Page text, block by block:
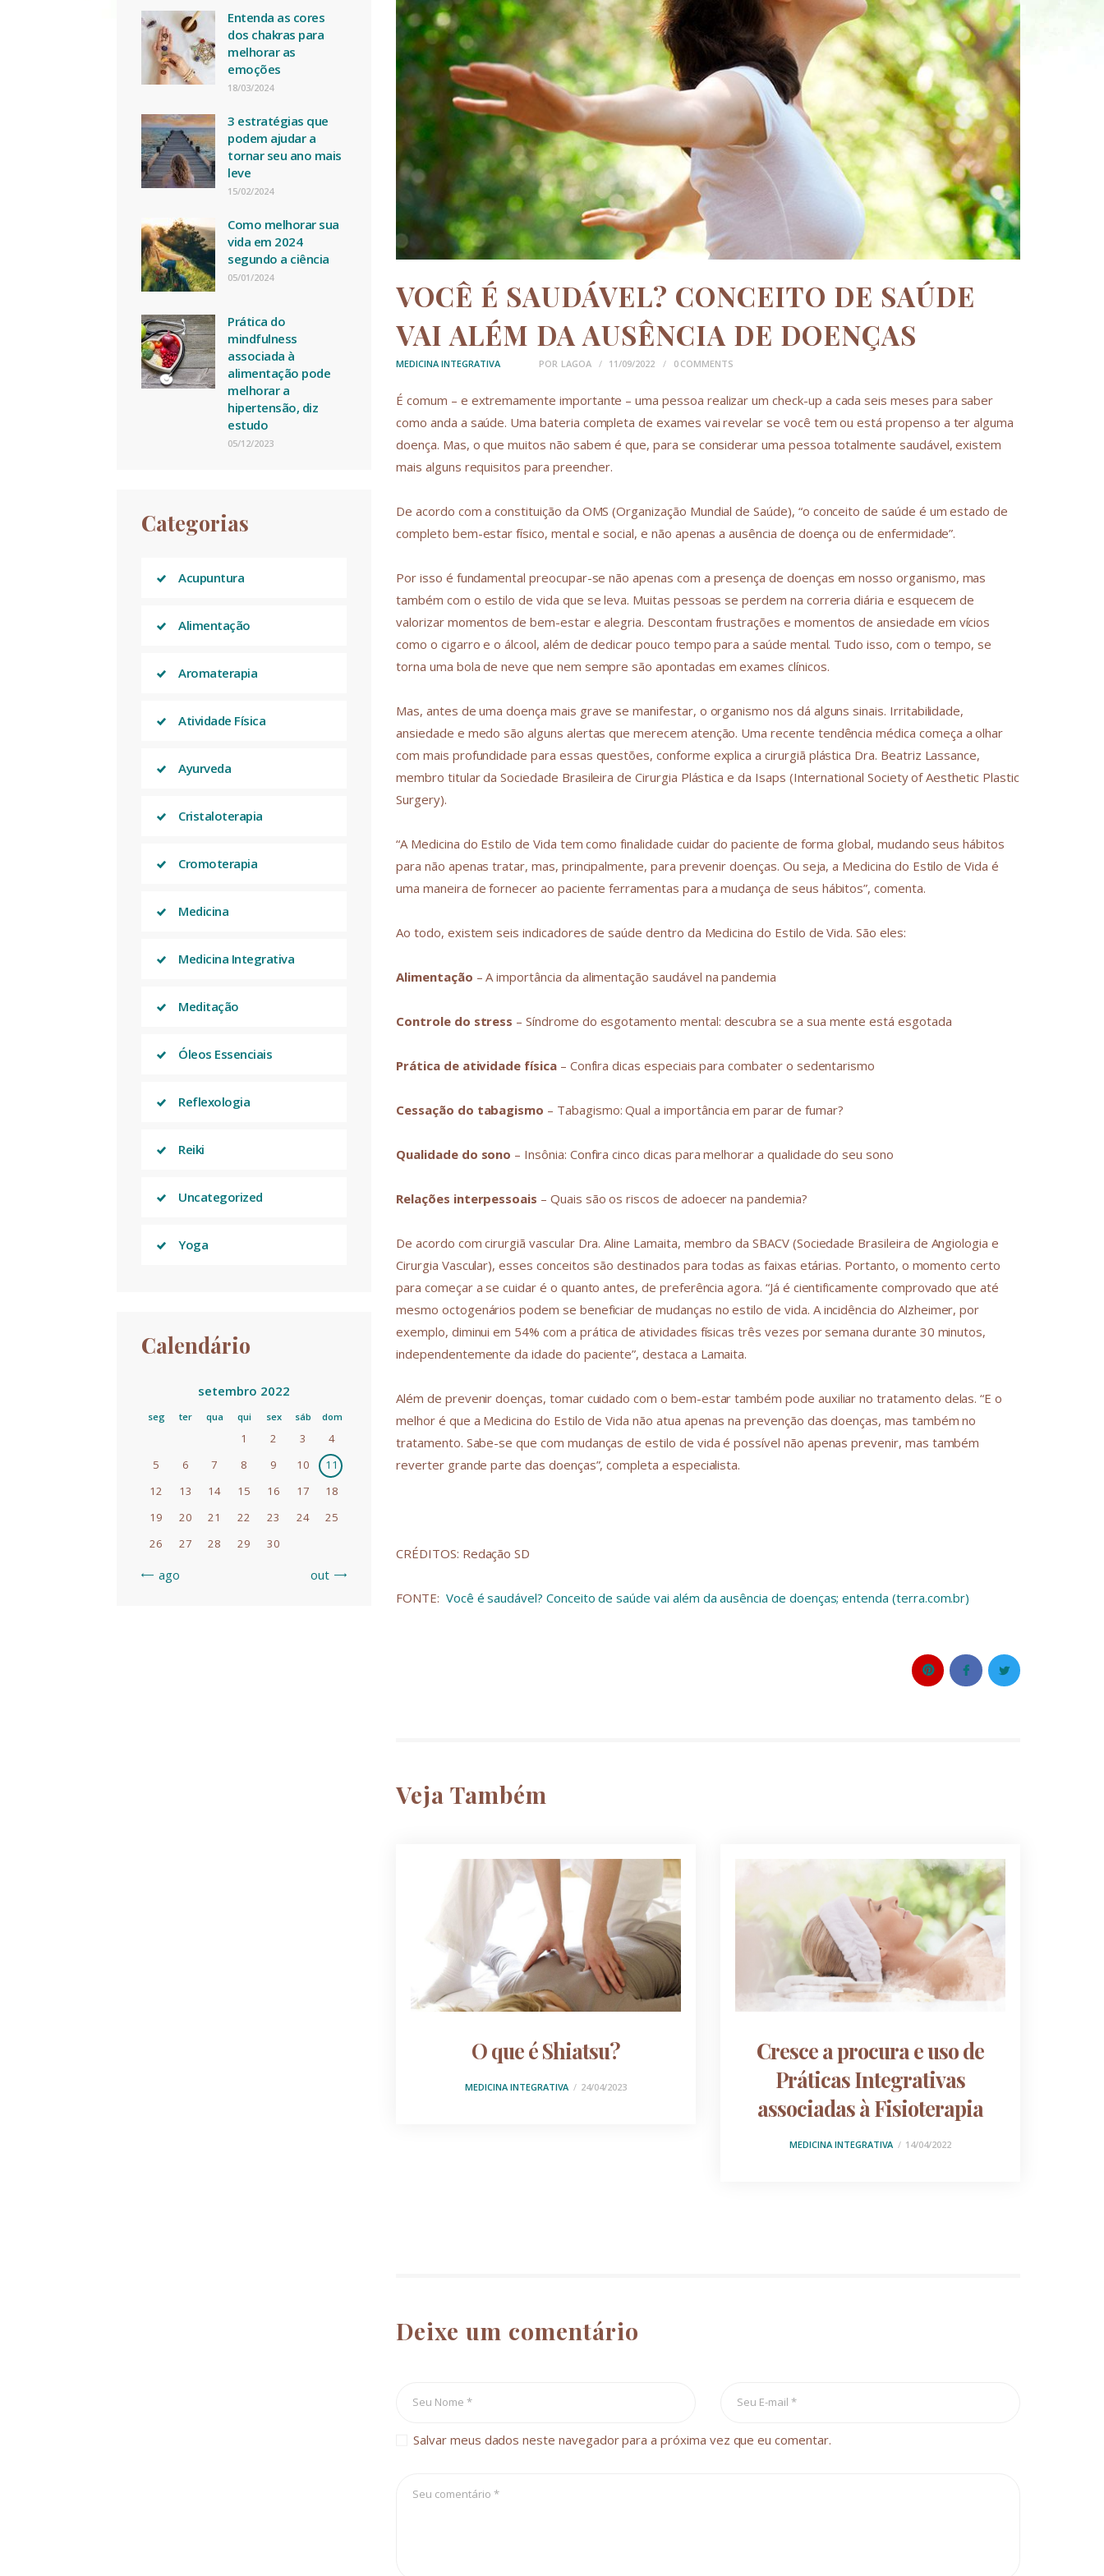
VOCÊ É SAUDÁVEL? CONCEITO DE SAÚDE
VAI ALÉM DA AUSÊNCIA DE DOENÇAS
MEDICINA INTEGRATIVA POR LAGOA 11/09/2022 0 COMMENTS
É comum – e extremamente importante – uma pessoa realizar um check-up a cada seis meses para saber
como anda a saúde. Uma bateria completa de exames vai revelar se você tem ou está propenso a ter alguma
doença. Mas, o que muitos não sabem é que, para se considerar uma pessoa totalmente saudável, existem
mais alguns requisitos para preencher.
De acordo com a constituição da OMS (Organização Mundial de Saúde), “o conceito de saúde é um estado de
completo bem-estar físico, mental e social, e não apenas a ausência de doença ou de enfermidade”.
Por isso é fundamental preocupar-se não apenas com a presença de doenças em nosso organismo, mas
também com o estilo de vida que se leva. Muitas pessoas se perdem na correria diária e esquecem de
valorizar momentos de bem-estar e alegria. Descontam frustrações e momentos de ansiedade em vícios
como o cigarro e o álcool, além de dedicar pouco tempo para a saúde mental. Tudo isso, com o tempo, se
torna uma bola de neve que nem sempre são apontadas em exames clínicos.
Mas, antes de uma doença mais grave se manifestar, o organismo nos dá alguns sinais. Irritabilidade,
ansiedade e medo são alguns alertas que merecem atenção. Uma recente tendência médica começa a olhar
com mais profundidade para essas questões, conforme explica a cirurgiã plástica Dra. Beatriz Lassance,
membro titular da Sociedade Brasileira de Cirurgia Plástica e da Isaps (International Society of Aesthetic Plastic
Surgery).
“A Medicina do Estilo de Vida tem como finalidade cuidar do paciente de forma global, mudando seus hábitos
para não apenas tratar, mas, principalmente, para prevenir doenças. Ou seja, a Medicina do Estilo de Vida é
uma maneira de fornecer ao paciente ferramentas para a mudança de seus hábitos”, comenta.
Ao todo, existem seis indicadores de saúde dentro da Medicina do Estilo de Vida. São eles:
Alimentação – A importância da alimentação saudável na pandemia
Controle do stress – Síndrome do esgotamento mental: descubra se a sua mente está esgotada
Prática de atividade física– Confira dicas especiais para combater o sedentarismo
Cessação do tabagismo – Tabagismo: Qual a importância em parar de fumar?
Qualidade do sono – Insônia: Confira cinco dicas para melhorar a qualidade do seu sono
Relações interpessoais – Quais são os riscos de adoecer na pandemia?
De acordo com cirurgiã vascular Dra. Aline Lamaita, membro da SBACV (Sociedade Brasileira de Angiologia e
Cirurgia Vascular), esses conceitos são destinados para todas as faixas etárias. Portanto, o momento certo
para começar a se cuidar é o quanto antes, de preferência agora. “Já é cientificamente comprovado que até
mesmo octogenários podem se beneficiar de mudanças no estilo de vida. A incidência do Alzheimer, por
exemplo, diminui em 54% com a prática de atividades físicas três vezes por semana durante 30 minutos,
independentemente da idade do paciente”, destaca a Lamaita.
Além de prevenir doenças, tomar cuidado com o bem-estar também pode auxiliar no tratamento delas. “E o
melhor é que a Medicina do Estilo de Vida não atua apenas na prevenção das doenças, mas também no
tratamento. Sabe-se que com mudanças de estilo de vida é possível não apenas prevenir, mas também
reverter grande parte das doenças”, completa a especialista.
CRÉDITOS: Redação SD
FONTE: Você é saudável? Conceito de saúde vai além da ausência de doenças; entenda (terra.com.br)
Veja Também
O que é Shiatsu?
MEDICINA INTEGRATIVA 24/04/2023
Cresce a procura e uso de
Práticas Integrativas
associadas à Fisioterapia
MEDICINA INTEGRATIVA 14/04/2022
Deixe um comentário
Salvar meus dados neste navegador para a próxima vez que eu comentar.
Entenda as cores
dos chakras para
melhorar as
emoções
18/03/2024
3 estratégias que
podem ajudar a
tornar seu ano mais
leve
15/02/2024
Como melhorar sua
vida em 2024
segundo a ciência
05/01/2024
Prática do
mindfulness
associada à
alimentação pode
melhorar a
hipertensão, diz
estudo
05/12/2023
Categorias
Acupuntura
Alimentação
Aromaterapia
Atividade Física
Ayurveda
Cristaloterapia
Cromoterapia
Medicina
Medicina Integrativa
Meditação
Óleos Essenciais
Reflexologia
Reiki
Uncategorized
Yoga
Calendário
setembro 2022
seg ter qua qui sex sáb dom
1 2 3
4
5
6 7 8 9 10
11
12
13 14 15 16 17
18
19
20 21 22 23 24
25
26
27 28 29 30
« ago out »